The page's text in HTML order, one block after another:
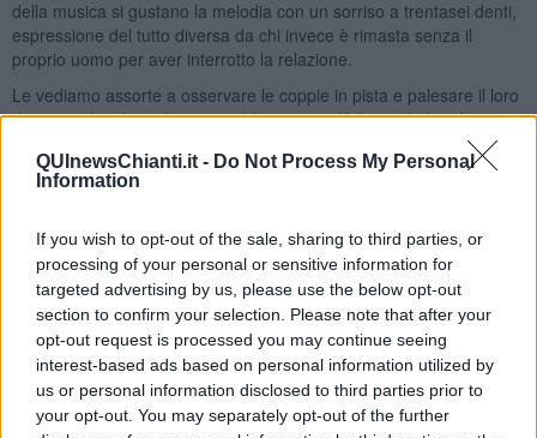
QUInewsChianti.it - Do Not Process My Personal
Information
If you wish to opt-out of the sale, sharing to third parties, or
processing of your personal or sensitive information for
targeted advertising by us, please use the below opt-out
section to confirm your selection. Please note that after your
opt-out request is processed you may continue seeing
interest-based ads based on personal information utilized by
us or personal information disclosed to third parties prior to
your opt-out. You may separately opt-out of the further
della musica si gustano la melodia con un sorriso a trentasei denti,
espressione del tutto diversa da chi invece è rimasta senza il
proprio uomo per aver interrotto la relazione.
Le vediamo assorte a osservare le coppie in pista e palesare il loro
disatteso desiderio di essere al loro posto. Nel guardarle più
attentamente è possibile qualche volta scorgere una lacrima
scendere dalla guancia che abilmente nascondono abbassando la
testa per togliere i sandali dal tacco alto.
amore che non c’è più, cui si vorrebbe tornare e il desiderio
struggente di ciò che si vorrebbe raggiungere, fa scaturire una
nostalgia fortissima poiché certe di non riuscirci più.
Non ballare più laCumparsitacon il proprio uomo fa provare un
sentimento di mancanza per qualcosa che si è conosciuto bene
durante le serate in milonga e a cui sempre si vorrebbe ritornare,
rimanendo nella speranza di poterlo rivivere un giorno. Il momento
della speranza però arriva all’inizio della serata successiva in cui